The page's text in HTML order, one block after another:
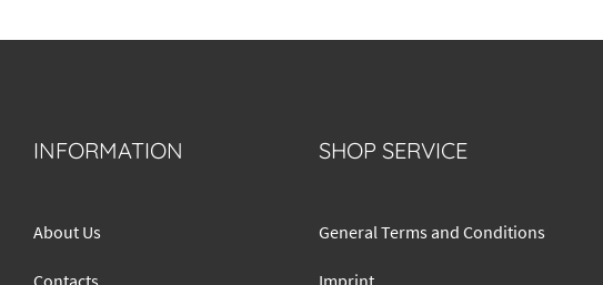
INFORMATION
About Us
Contacts
SHOP SERVICE
General Terms and Conditions
Imprint